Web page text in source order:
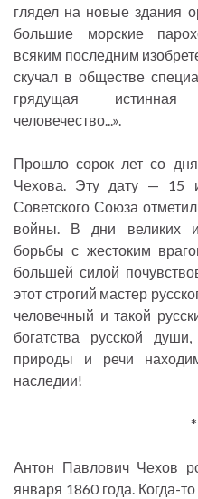
глядел на новые здания
большие морские
всяким последним
скучал в обществе
грядущая истинная
человечество...».
Прошло сорок лет со
Чехова. Эту дату — 15
Советского Союза
войны. В дни великих
борьбы с жестоким
большей силой
этот строгий мастер
человечный и такой
богатства русской
природы и речи
наследии!
Антон Павлович Чехов
января 1860 года. Когда-